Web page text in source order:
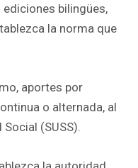
bilingües,
la norma que
aportes por
o alternada, al
(SUSS).